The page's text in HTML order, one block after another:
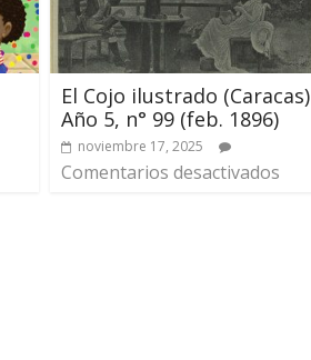
El Cojo ilustrado (Caracas)
Año 5, n° 99 (feb. 1896)
noviembre 17, 2025
Comentarios desactivados